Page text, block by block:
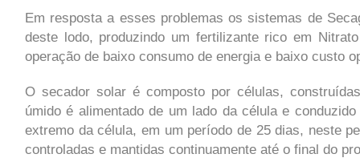
Em resposta a esses problemas os sistemas de
deste lodo, produzindo um fertilizante rico em
operação de baixo consumo de energia e baixo custo
O secador solar é composto por células,
úmido é alimentado de um lado da célula e
extremo da célula, em um período de 25 dias, neste
controladas e mantidas continuamente até o final do